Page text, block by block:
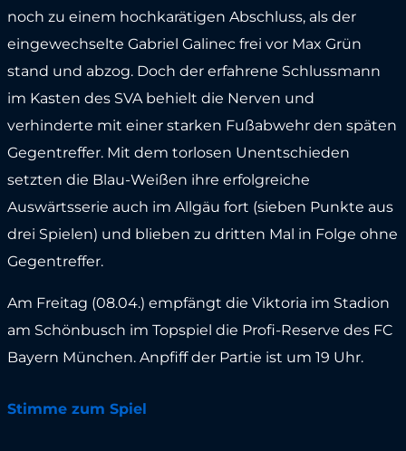
noch zu einem hochkarätigen Abschluss, als der
eingewechselte Gabriel Galinec frei vor Max Grün
stand und abzog. Doch der erfahrene Schlussmann
im Kasten des SVA behielt die Nerven und
verhinderte mit einer starken Fußabwehr den späten
Gegentreffer. Mit dem torlosen Unentschieden
setzten die Blau-Weißen ihre erfolgreiche
Auswärtsserie auch im Allgäu fort (sieben Punkte aus
drei Spielen) und blieben zu dritten Mal in Folge ohne
Gegentreffer.
Am Freitag (08.04.) empfängt die Viktoria im Stadion
am Schönbusch im Topspiel die Profi-Reserve des FC
Bayern München. Anpfiff der Partie ist um 19 Uhr.
Stimme zum Spiel